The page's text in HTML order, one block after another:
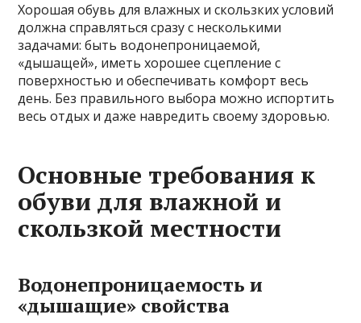
Хорошая обувь для влажных и скользких условий
должна справляться сразу с несколькими
задачами: быть водонепроницаемой,
«дышащей», иметь хорошее сцепление с
поверхностью и обеспечивать комфорт весь
день. Без правильного выбора можно испортить
весь отдых и даже навредить своему здоровью.
Основные требования к
обуви для влажной и
скользкой местности
Водонепроницаемость и
«дышащие» свойства